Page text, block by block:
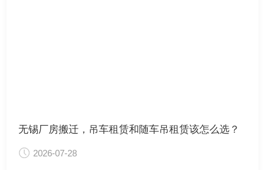
无锡厂房搬迁，吊车租赁和随车吊租赁该怎么选？
2026-07-28